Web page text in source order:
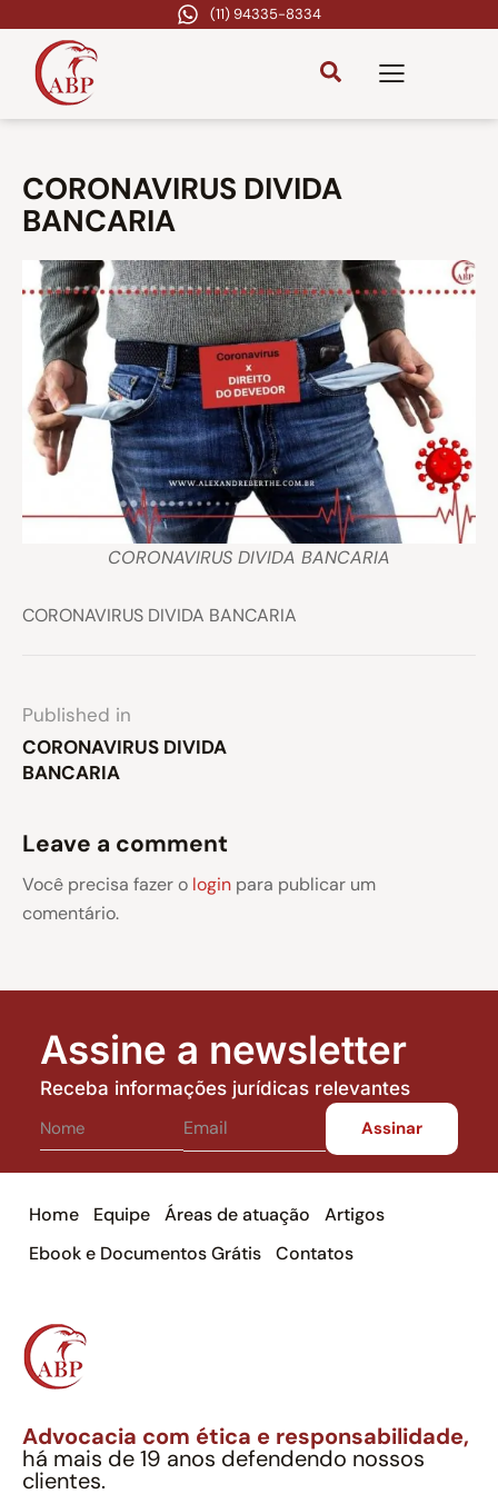
(11) 94335-8334
CORONAVIRUS DIVIDA
BANCARIA
CORONAVIRUS DIVIDA BANCARIA
CORONAVIRUS DIVIDA BANCARIA
Published in
CORONAVIRUS DIVIDA
BANCARIA
Leave a comment
Você precisa fazer o login para publicar um
comentário.
Assine a newsletter
Receba informações jurídicas relevantes
Home Equipe Áreas de atuação
Artigos
Ebook e Documentos Grátis
Contatos
Advocacia com ética e responsabilidade,
há mais de 19 anos defendendo nossos
clientes.